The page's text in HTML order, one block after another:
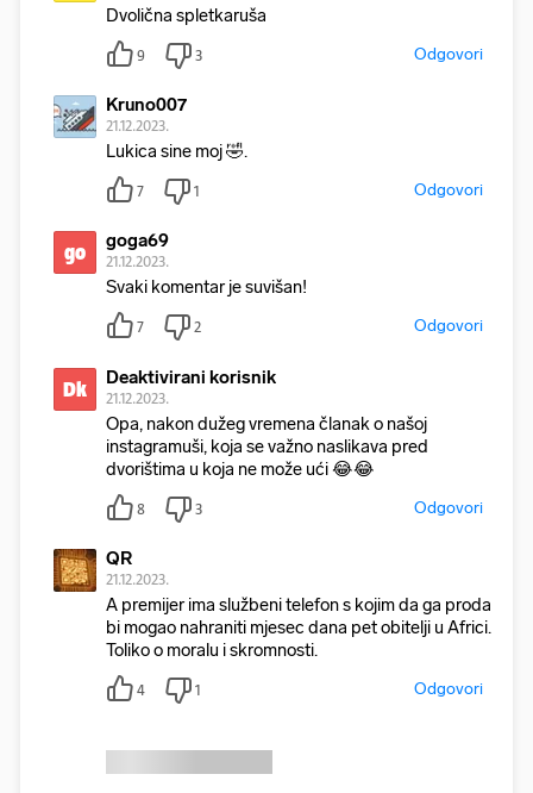
Dvolična spletkaruša
9 3 Odgovori
Kruno007
21.12.2023.
Lukica sine moj 🤣.
7 1 Odgovori
go goga69
21.12.2023.
Svaki komentar je suvišan!
7 2 Odgovori
Dk Deaktivirani korisnik
21.12.2023.
Opa, nakon dužeg vremena članak o našoj
instagramuši, koja se važno naslikava pred
dvorištima u koja ne može ući 😂😂
8 3 Odgovori
QR
21.12.2023.
A premijer ima službeni telefon s kojim da ga proda
bi mogao nahraniti mjesec dana pet obitelji u Africi.
Toliko o moralu i skromnosti.
4 1 Odgovori